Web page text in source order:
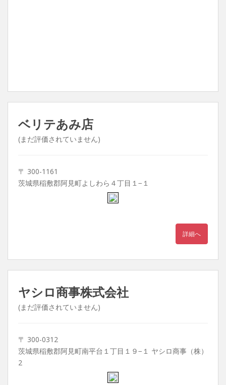
ベリテあみ店
(まだ評価されていません)
〒 300-1161
茨城県稲敷郡阿見町よしわら４丁目１−１
詳細へ
ヤシロ商事株式会社
(まだ評価されていません)
〒 300-0312
茨城県稲敷郡阿見町南平台１丁目１９−１ ヤシロ商事（株）
2